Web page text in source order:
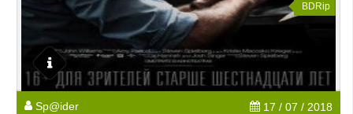
BDRip
Sp@ider 17 / 07 / 2018